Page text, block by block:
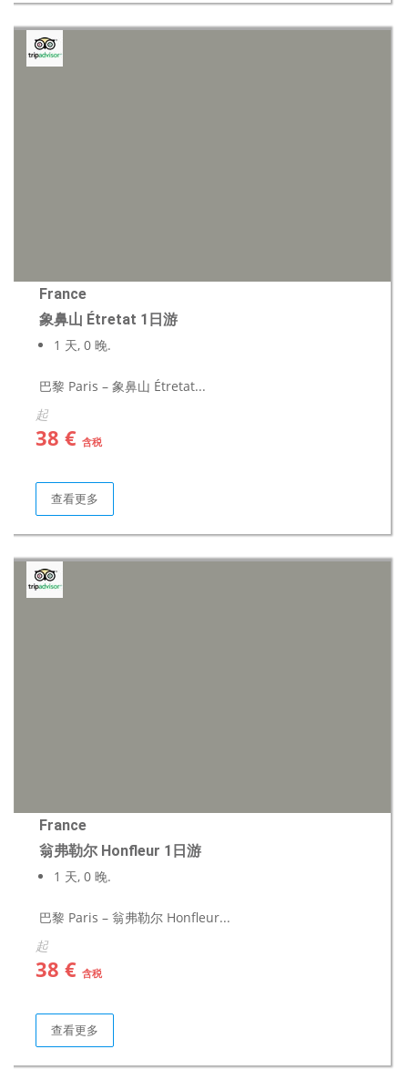
France
象鼻山 Étretat 1日游
1 天, 0 晚.
巴黎 Paris – 象鼻山 Étretat...
起
38 € 含税
查看更多
France
翁弗勒尔 Honfleur 1日游
1 天, 0 晚.
巴黎 Paris – 翁弗勒尔 Honfleur...
起
38 € 含税
查看更多